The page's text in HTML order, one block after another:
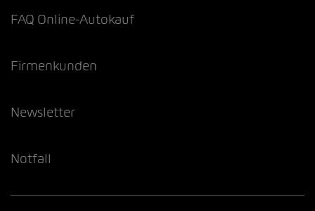
FAQ Online-Autokauf
Firmenkunden
Newsletter
Notfall